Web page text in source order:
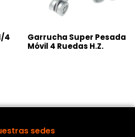
4
Garrucha Super Pesada
Móvil 4 Ruedas H.Z.
sedes